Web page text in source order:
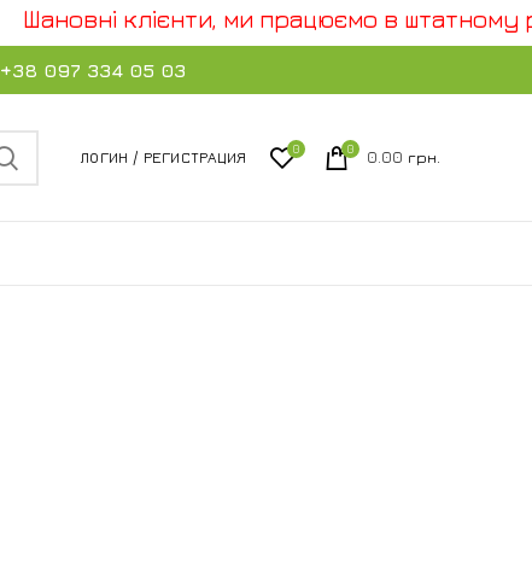
Шановні клієнти, ми працюємо в штатному
+38 097 334 05 03
ЛОГИН / РЕГИСТРАЦИЯ 0 0 0.00 грн.